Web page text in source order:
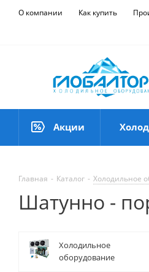
О компании Как купить
Акции
Главная - Каталог - Холодильное
Шатунно -
Холодильное
оборудование